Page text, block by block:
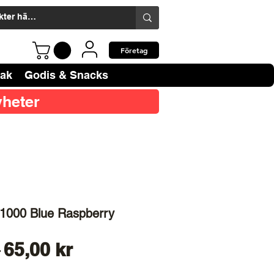
Företag
Godis & Snacks
Blue Raspberry
Ordinarie
65,00 krReapris